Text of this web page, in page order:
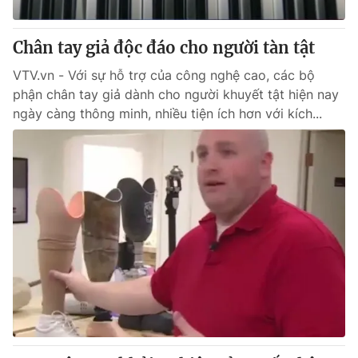
Giấy phép hoạt động báo in và báo điện tử số 483/GP-BTTTT
cấp ngày 29/12/2023
Tổng Biên tập:Vũ Thanh Thủy
Phó Tổng Biên tập:Nguyễn Thị Mỹ Hạnh, Phạm Quốc Thắng,
Nguyễn Trọng Ninh
Tổng đài VTV:024.38 355 931 - 024.38 355 932
Ðiện thoại Thời báo VTV:024.66 897 897
Email:
024-7300.7108
Chân tay giả độc đáo cho người tàn tật
VTV.vn - Với sự hỗ trợ của công nghệ cao, các bộ
phận chân tay giả dành cho người khuyết tật hiện nay
ngày càng thông minh, nhiều tiện ích hơn với kích...